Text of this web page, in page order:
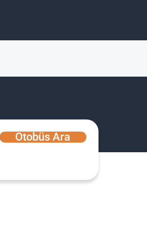
Otobüs Ara